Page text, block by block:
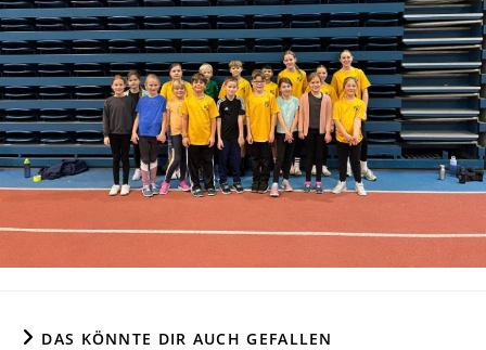
DAS KÖNNTE DIR AUCH GEFALLEN